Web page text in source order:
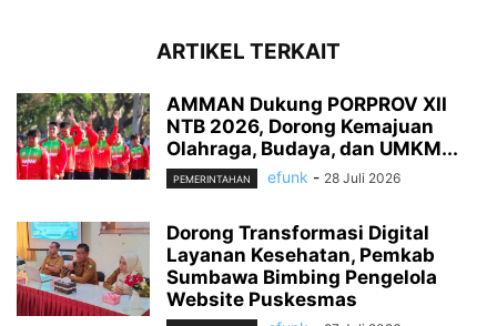
ARTIKEL TERKAIT
AMMAN Dukung PORPROV XII
NTB 2026, Dorong Kemajuan
Olahraga, Budaya, dan UMKM...
PEMERINTAHAN efunk - 28 Juli 2026
Dorong Transformasi Digital
Layanan Kesehatan, Pemkab
Sumbawa Bimbing Pengelola
Website Puskesmas